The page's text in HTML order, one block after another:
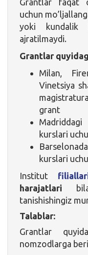
uchun
yoki kundalik
ajratilmaydi.
Grantlar
Milan,
Vinetsiya
grant
kurslari
kurslari
Institut
harajatlari
tanishishingiz
Talablar:
Grantlar
nomzodlarga